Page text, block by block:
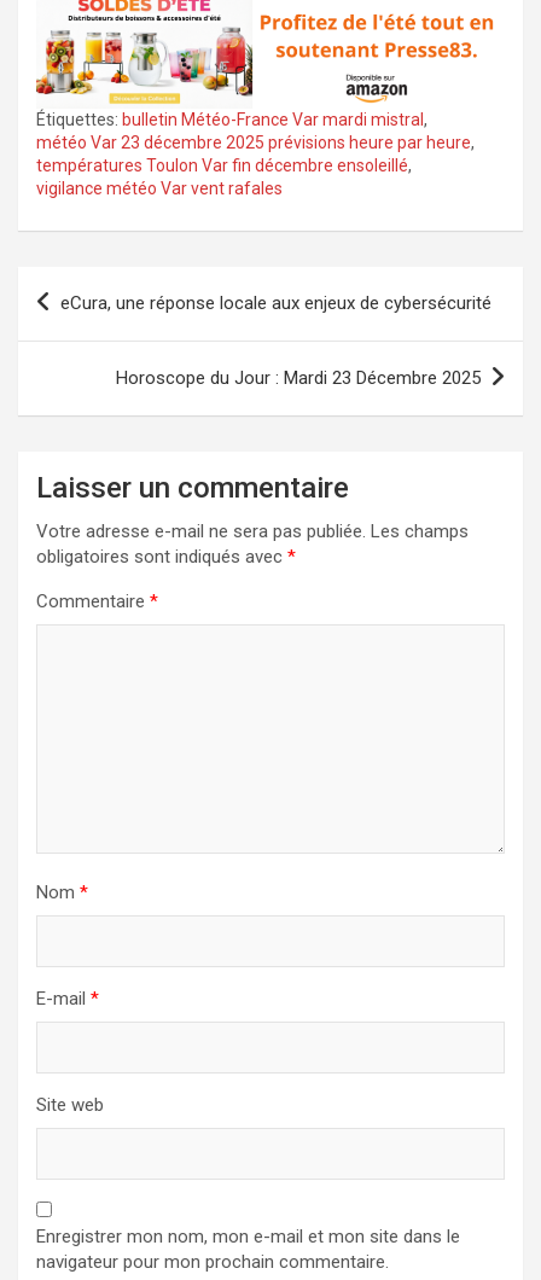
Étiquettes: bulletin Météo-France Var mardi mistral ,
météo Var 23 décembre 2025 prévisions heure par heure,
températures Toulon Var fin décembre ensoleillé,
vigilance météo Var vent rafales
Navigation
eCura, une réponse locale aux enjeux de cybersécurité
Horoscope du Jour : Mardi 23 Décembre 2025
Laisser un commentaire
Votre adresse e-mail ne sera pas publiée. Les champs
obligatoires sont indiqués avec *
Commentaire *
Nom *
E-mail *
Site web
Enregistrer mon nom, mon e-mail et mon site dans le
navigateur pour mon prochain commentaire.